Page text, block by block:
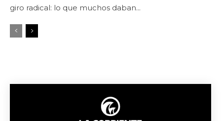
giro radical: lo que muchos daban...